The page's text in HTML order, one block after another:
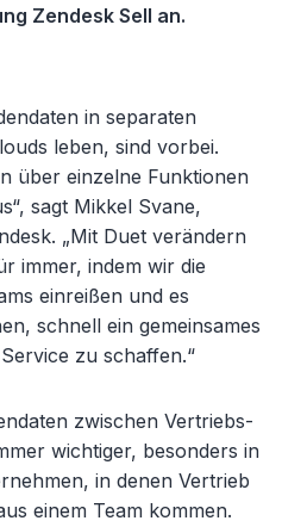
Zendesk Sell an.
in separaten
leben, sind vorbei.
über einzelne Funktionen
sagt Mikkel Svane,
„Mit Duet verändern
immer, indem wir die
einreißen und es
schnell ein gemeinsames
zu schaffen.“
zwischen Vertriebs-
wichtiger, besonders in
in denen Vertrieb
einem Team kommen.